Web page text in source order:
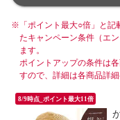
※ 「ポイント最大○倍」と
たキャンペーン条件（エ
ます。
ポイントアップの条件は
すので、詳細は各商品詳
8/9時点_ポイント最大11倍